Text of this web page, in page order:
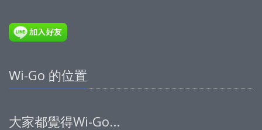
Wi-Go 的位置
大家都覺得Wi-Go...